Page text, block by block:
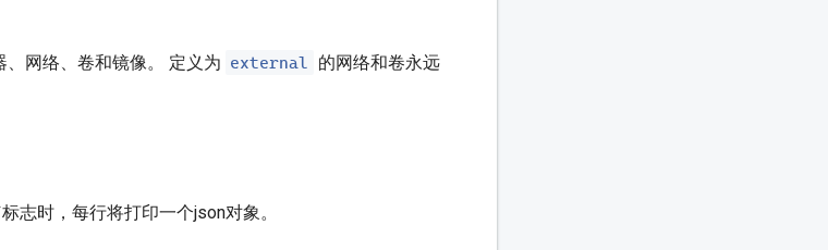
、网络、卷和镜像。 定义为 external 的网络和卷永远
志时，每行将打印一个json对象。